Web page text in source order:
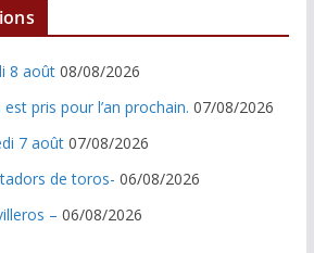
8 août 08/08/2026
pris pour l’an prochain. 07/08/2026
7 août 07/08/2026
de toros- 06/08/2026
– 06/08/2026